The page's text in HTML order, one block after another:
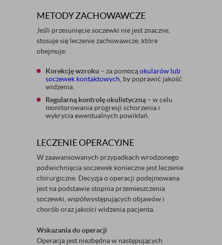
METODY ZACHOWAWCZE
Jeśli przesunięcie soczewki nie jest znaczne,
stosuje się leczenie zachowawcze, które
obejmuje:
Korekcję wzroku – za pomocąokularów lub
soczewek kontaktowych , by poprawić jakość
widzenia.
Regularną kontrolę okulistyczną – w celu
monitorowania progresji schorzenia i
wykrycia ewentualnych powikłań.
LECZENIE OPERACYJNE
W zaawansowanych przypadkach wrodzonego
podwichnięcia soczewek konieczne jest leczenie
chirurgiczne. Decyzja o operacji podejmowana
jest na podstawie stopnia przemieszczenia
soczewki, współwystępujących objawów i
chorób oraz jakości widzenia pacjenta.
Wskazania do operacji
Operacja jest niezbędna w następujących